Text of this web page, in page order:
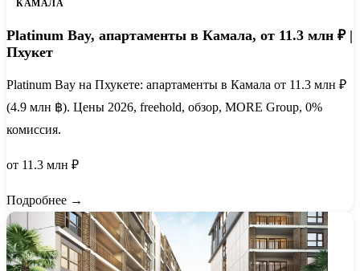
КАМАЛА
Platinum Bay, апартаменты в Камала, от 11.3 млн ₽ |
Пхукет
Platinum Bay на Пхукете: апартаменты в Камала от 11.3 млн ₽
(4.9 млн ฿). Цены 2026, freehold, обзор, MORE Group, 0%
комиссия.
от 11.3 млн ₽
Подробнее →